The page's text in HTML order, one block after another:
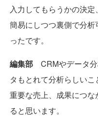
入力してもらうかの決
簡易にしつつ裏側で分
ったです。
編集部 CRMやデータ
タもとれて分析らしい
重要な売上、成果につ
ると思います。